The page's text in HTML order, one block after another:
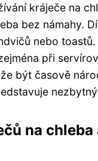
kráječe na
bez námahy.
nebo
při
být časově
na